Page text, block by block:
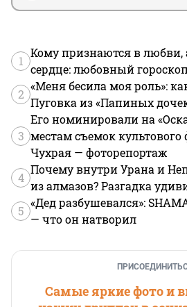
1
Кому признаются в любви,
сердце: любовный
2
«Меня бесила моя роль»:
Пуговка из «Папиных
3
Его номинировали на
местам съемок культового
Чухрая — фоторепортаж
4
Почему внутри Урана и
из алмазов? Разгадка
5
«Дед разбушевался»:
— что он натворил
Самые яркие фото и